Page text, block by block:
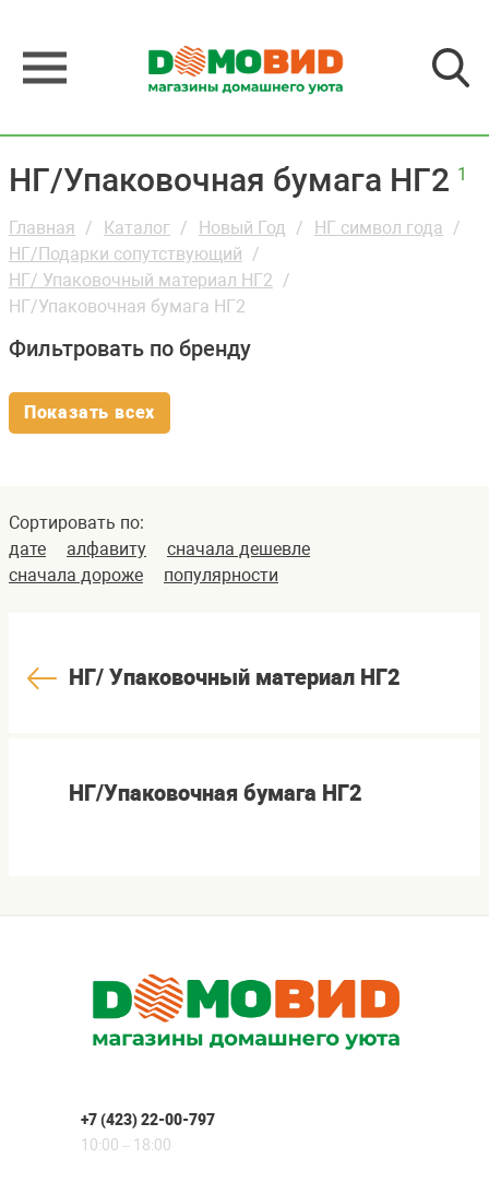
НГ/Упаковочная бумага НГ2 1
Главная Каталог Новый Год
НГ символ года
НГ/Подарки сопутствующий
НГ/ Упаковочный материал НГ2
НГ/Упаковочная бумага НГ2
Фильтровать по бренду
Показать всех
Сортировать по:
дате
алфавиту
сначала дешевле
сначала дороже
популярности
НГ/ Упаковочный материал НГ2
НГ/Упаковочная бумага НГ2
+7 (423) 22-00-797
10:00 – 18:00